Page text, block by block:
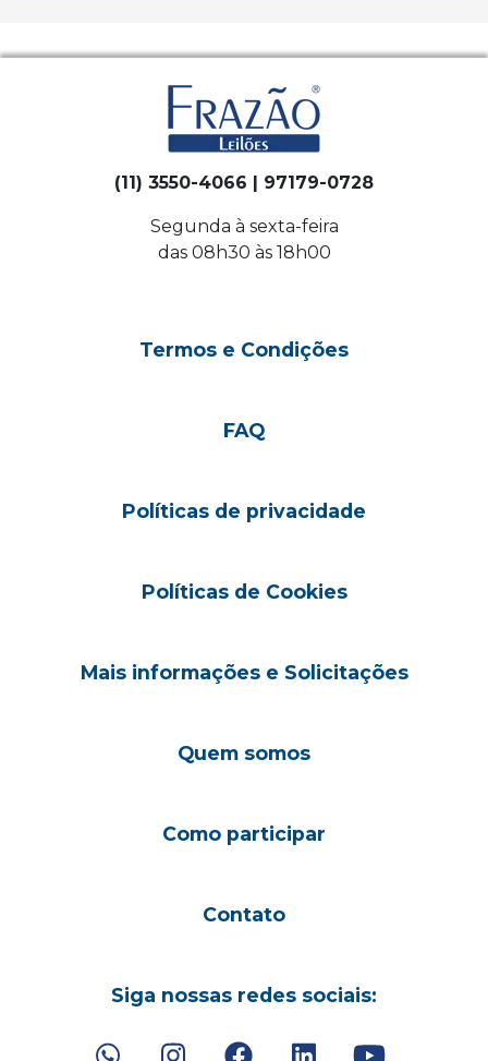
(11) 3550-4066 | 97179-0728
Segunda à sexta-feira
das 08h30 às 18h00
Termos e Condições
FAQ
Políticas de privacidade
Políticas de Cookies
Mais informações e Solicitações
Quem somos
Como participar
Contato
Siga nossas redes sociais: